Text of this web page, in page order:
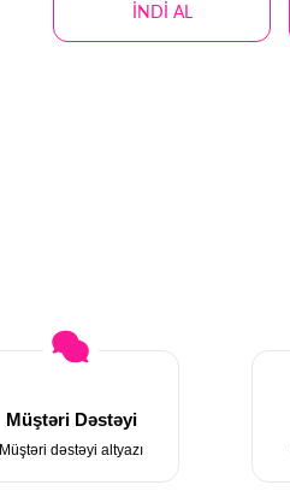
İNDİ AL
Müştəri Dəstəyi
Müştəri dəstəyi altyazı